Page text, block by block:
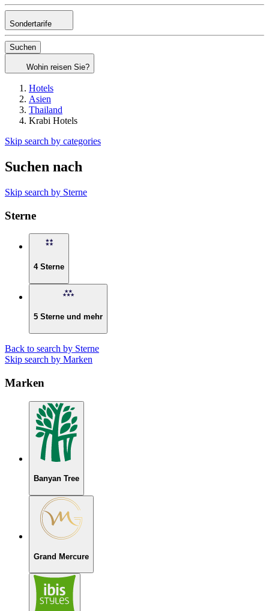
Sondertarife
Suchen
Wohin reisen Sie?
Hotels
Asien
Thailand
Krabi Hotels
Skip search by categories
Suchen nach
Skip search by Sterne
Sterne
4 Sterne
5 Sterne und mehr
Back to search by Sterne
Skip search by Marken
Marken
Banyan Tree
Grand Mercure